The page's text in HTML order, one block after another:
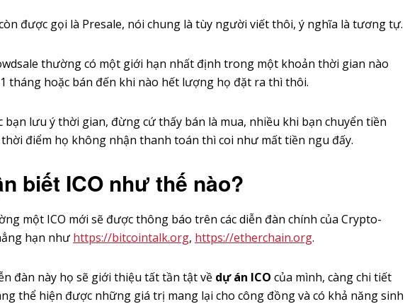
được gọi là Presale, nói chung là tùy người viết thôi, ý nghĩa là tương tự.
thường có một giới hạn nhất định trong một khoản thời gian nào
tháng hoặc bán đến khi nào hết lượng họ đặt ra thì thôi.
bạn lưu ý thời gian, đừng cứ thấy bán là mua, nhiều khi bạn chuyển tiền
điểm họ không nhận thanh toán thì coi như mất tiền ngu đấy.
biết ICO như thế nào?
một ICO mới sẽ được thông báo trên các diễn đàn chính của Crypto-
hạn như https://bitcointalk.org, https://etherchain.org.
đàn này họ sẽ giới thiệu tất tần tật về dự án ICO của mình, càng chi tiết
thể hiện được những giá trị mang lại cho công đồng và có khả năng sinh